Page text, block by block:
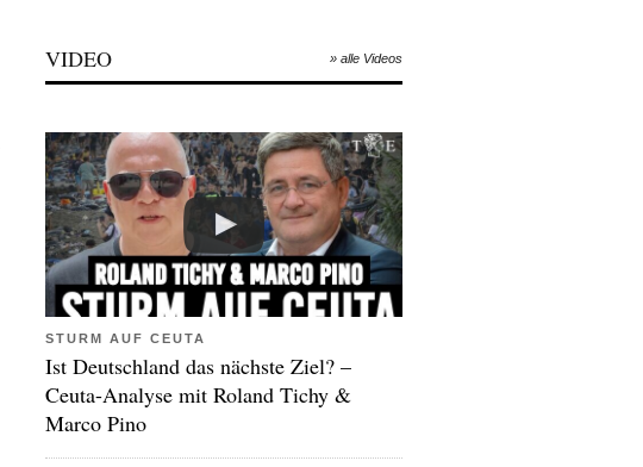
VIDEO » alle Videos
STURM AUF CEUTA
Ist Deutschland das nächste Ziel? –
Ceuta-Analyse mit Roland Tichy &
Marco Pino